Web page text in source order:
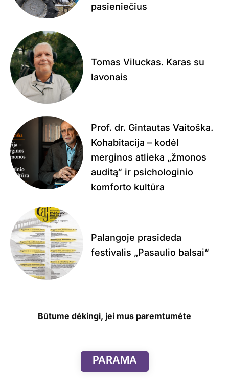
pasieniečius
Tomas Viluckas. Karas su
lavonais
Prof. dr. Gintautas Vaitoška.
Kohabitacija – kodėl
merginos atlieka „žmonos
auditą“ ir psichologinio
komforto kultūra
Palangoje prasideda
festivalis „Pasaulio balsai“
Būtume dėkingi, jei mus paremtumėte
PARAMA